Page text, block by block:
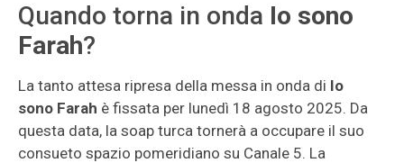
Quando torna in onda Io sono
Farah?
La tanto attesa ripresa della messa in onda di Io
sono Farah è fissata per lunedì 18 agosto 2025. Da
questa data, la soap turca tornerà a occupare il suo
consueto spazio pomeridiano su Canale 5. La